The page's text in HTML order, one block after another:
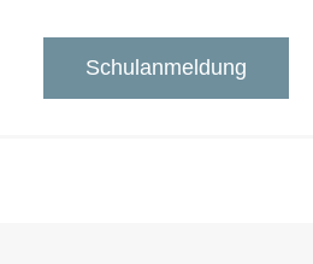
Schulanmeldung